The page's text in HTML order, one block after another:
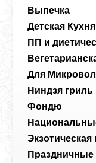
Выпечка
Детская Кухня
ПП и
Для
Ниндзя гриль
Фондю
Экзотическая
Праздничные